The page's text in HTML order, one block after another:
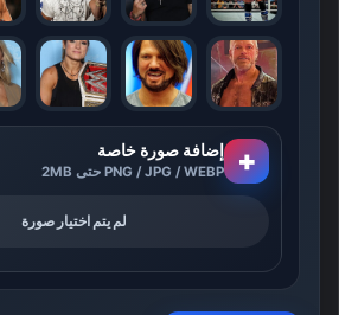
+ إضافة صورة خاصة
PNG / JPG / WEBP حتى 2MB
لم يتم اختيار صورة